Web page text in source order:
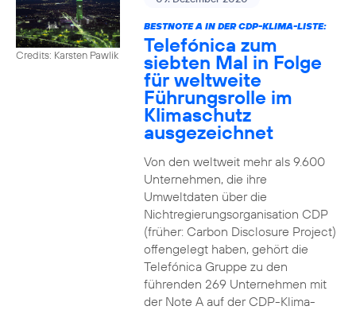
Credits: Karsten Pawlik
BESTNOTE A IN DER CDP-KLIMA-LISTE:
Telefónica zum
siebten Mal in Folge
für weltweite
Führungsrolle im
Klimaschutz
ausgezeichnet
Von den weltweit mehr als 9.600
Unternehmen, die ihre
Umweltdaten über die
Nichtregierungsorganisation CDP
(früher: Carbon Disclosure Project)
offengelegt haben, gehört die
Telefónica Gruppe zu den
führenden 269 Unternehmen mit
der Note A auf der CDP-Klima-